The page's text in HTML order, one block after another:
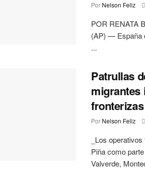
Por Nelson Feliz
POR RENATA
(AP) — España
...
Patrullas
migrantes
fronterizas
Por Nelson Feliz
_Los
Piña como
Valverde,